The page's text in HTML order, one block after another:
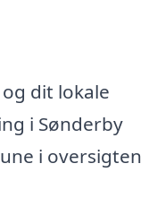
dit lokale
i Sønderby
i oversigten